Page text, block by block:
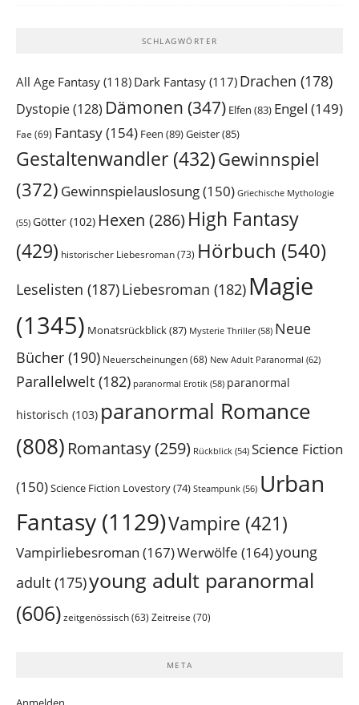
SCHLAGWÖRTER
All Age Fantasy (118) Dark Fantasy (117) Drachen (178)
Dystopie(128) Dämonen (347) Elfen (83) Engel (149)
Fae (69) Fantasy(154) Feen (89)Geister(85)
Gestaltenwandler (432)Gewinnspiel
(372) Gewinnspielauslosung(150) Griechische Mythologie
(55) Götter (102) Hexen (286) High Fantasy
(429) historischer Liebesroman(73) Hörbuch (540)
Leselisten (187)Liebesroman (182) Magie
(1345) Monatsrückblick(87) Mysterie Thriller(58) Neue
Bücher (190) Neuerscheinungen(68) New Adult Paranormal (62)
Parallelwelt (182) paranormal Erotik (58) paranormal
historisch (103) paranormal Romance
(808) Romantasy(259) Rückblick (54) Science Fiction
(150)Science Fiction Lovestory(74) Steampunk (56) Urban
Fantasy (1129)Vampire (421)
Vampirliebesroman (167)Werwölfe (164)young
adult (175)young adult paranormal
(606) zeitgenössisch (63) Zeitreise (70)
META